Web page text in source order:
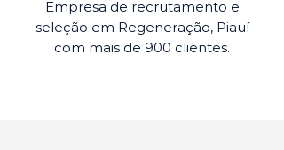
Empresa de recrutamento e
seleção em Regeneração, Piauí
com mais de 900 clientes.